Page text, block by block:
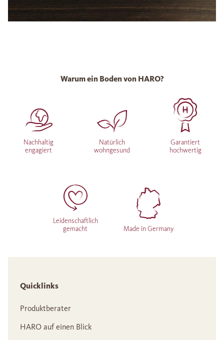
Warum ein Boden von HARO?
Nachhaltig
engagiert
Natürlich
wohngesund
Garantiert
hochwertig
Leidenschaftlich
gemacht
Made in Germany
Quicklinks
Produktberater
HARO auf einen Blick